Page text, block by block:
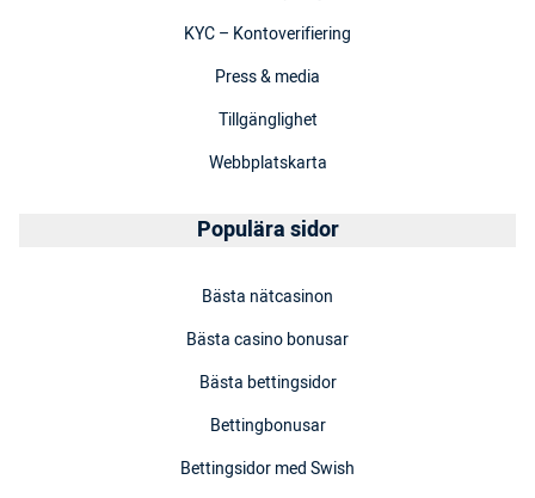
KYC – Kontoverifiering
Press & media
Tillgänglighet
Webbplatskarta
Populära sidor
Bästa nätcasinon
Bästa casino bonusar
Bästa bettingsidor
Bettingbonusar
Bettingsidor med Swish